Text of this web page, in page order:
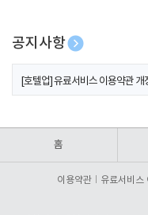
공지사항
[호텔업] 개인정보 처리방침 개정
[호텔업] 유료서비스 이용약관 개
홈
이용약관 유료서비스